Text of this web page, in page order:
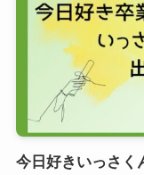
今日好きいっさく